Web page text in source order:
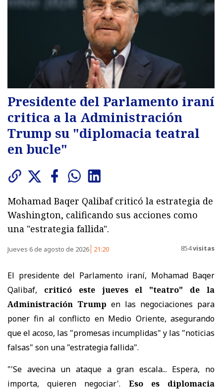
Presidente del Parlamento iraní
critica a la Administración
Trump su "diplomacia teatral
en bucle"
Mohamad Baqer Qalibaf criticó la estrategia de
Washington, calificando sus acciones como
una "estrategia fallida".
Jueves 6 de agosto de 2026 21:20 854visitas
El presidente del Parlamento iraní, Mohamad Baqer
Qalibaf, criticó este jueves el "teatro" de la
Administración Trump en las negociaciones para
poner fin al conflicto en Medio Oriente, asegurando
que el acoso, las "promesas incumplidas" y las "noticias
falsas" son una "estrategia fallida".
"'Se avecina un ataque a gran escala... Espera, no
importa, quieren negociar'. Eso es diplomacia